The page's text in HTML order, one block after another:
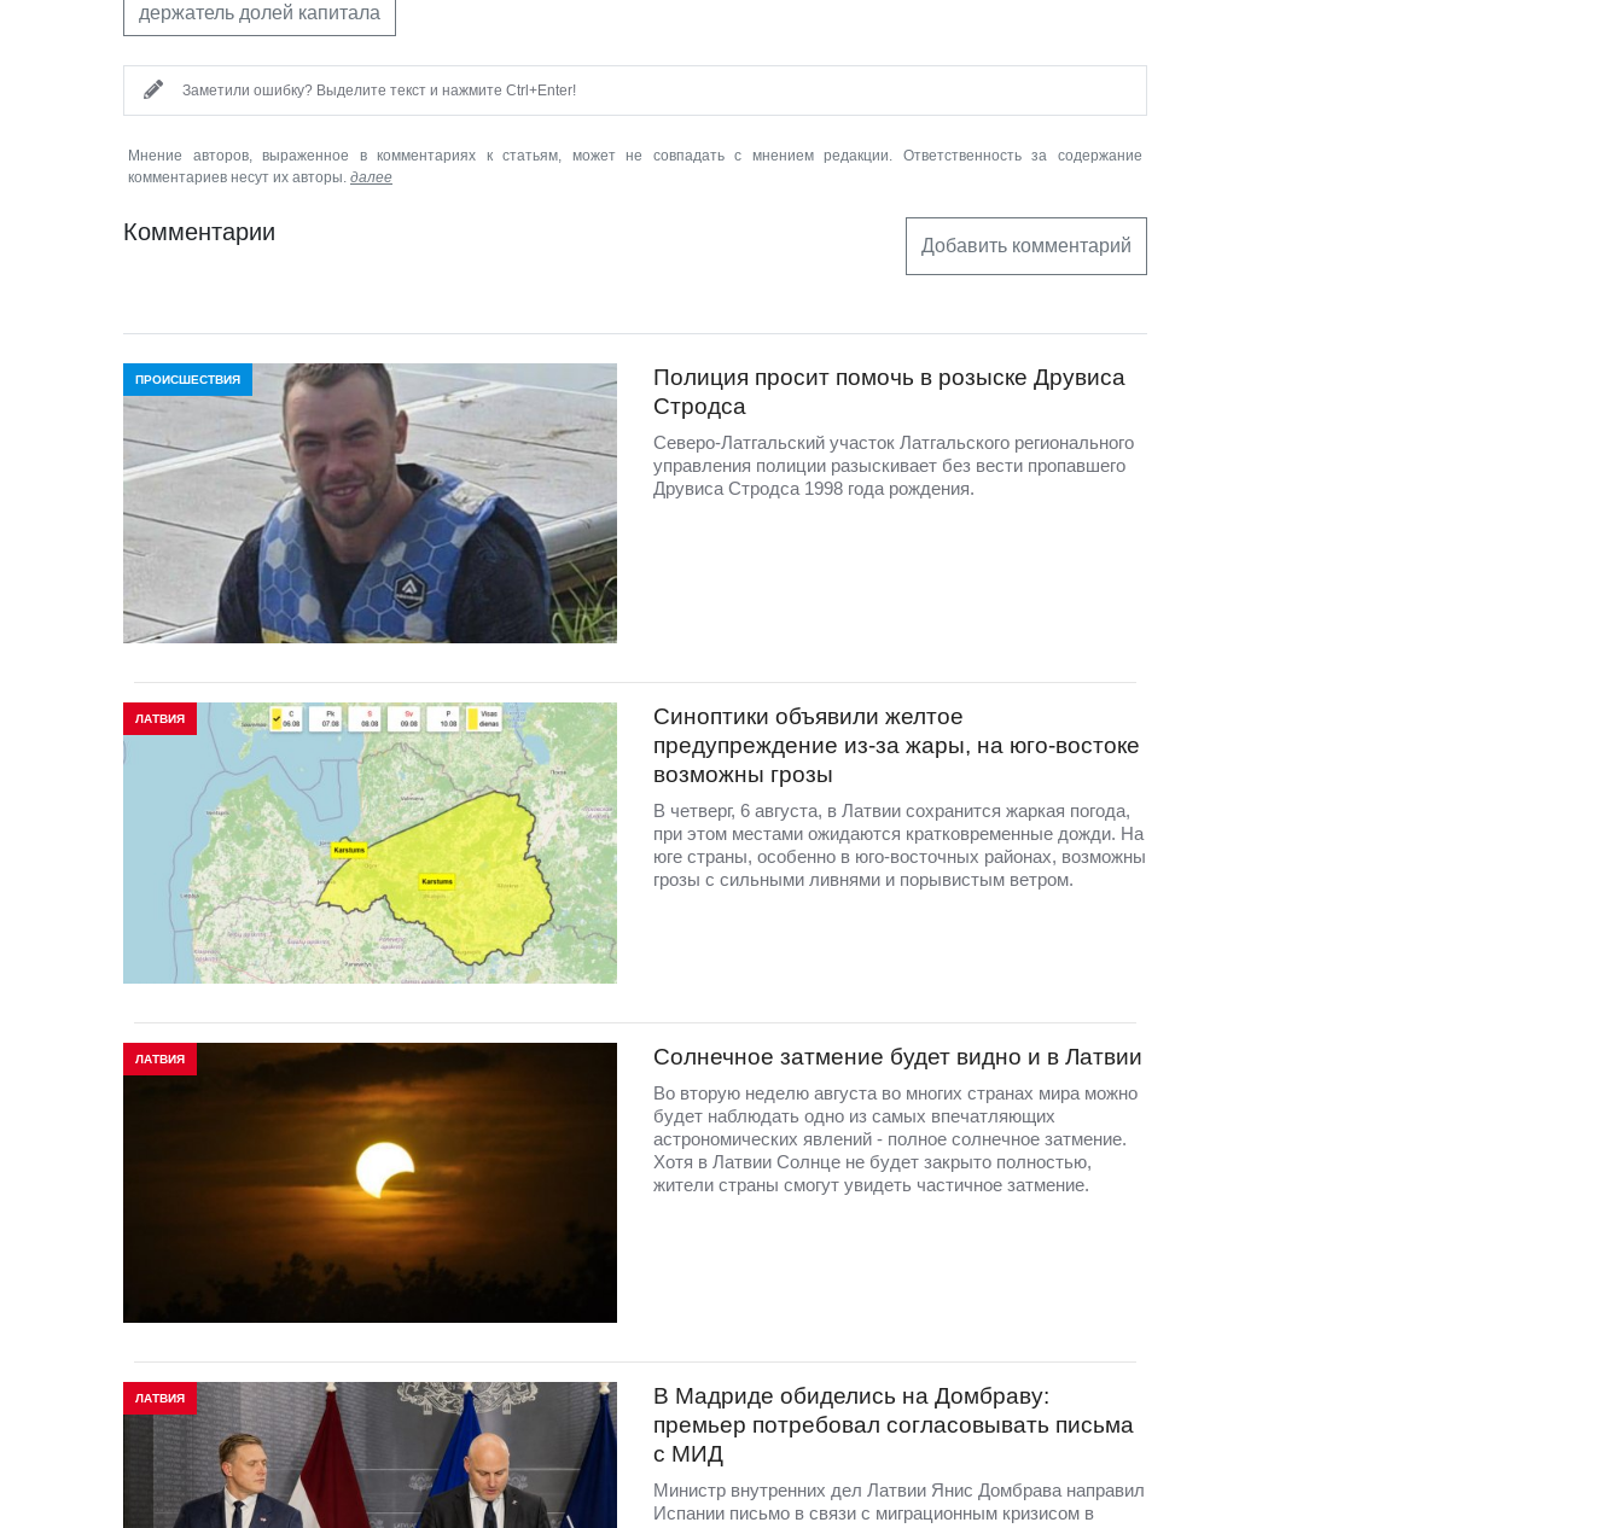
держатель долей капитала
Заметили ошибку? Выделите текст и нажмите Ctrl+Enter!
Мнение авторов, выраженное в комментариях к статьям, может не совпадать с мнением редакции. Ответственность за содержание
комментариев несут их авторы. далее
Комментарии
Добавить комментарий
ПРОИСШЕСТВИЯ
Полиция просит помочь в розыске Друвиса
Стродса
Северо-Латгальский участок Латгальского регионального
управления полиции разыскивает без вести пропавшего
Друвиса Стродса 1998 года рождения.
ЛАТВИЯ
Синоптики объявили желтое
предупреждение из-за жары, на юго-востоке
возможны грозы
В четверг, 6 августа, в Латвии сохранится жаркая погода,
при этом местами ожидаются кратковременные дожди. На
юге страны, особенно в юго-восточных районах, возможны
грозы с сильными ливнями и порывистым ветром.
ЛАТВИЯ Солнечное затмение будет видно и в Латвии
Во вторую неделю августа во многих странах мира можно
будет наблюдать одно из самых впечатляющих
астрономических явлений - полное солнечное затмение.
Хотя в Латвии Солнце не будет закрыто полностью,
жители страны смогут увидеть частичное затмение.
ЛАТВИЯ
В Мадриде обиделись на Домбраву:
премьер потребовал согласовывать письма
с МИД
Министр внутренних дел Латвии Янис Домбрава направил
Испании письмо в связи с миграционным кризисом в